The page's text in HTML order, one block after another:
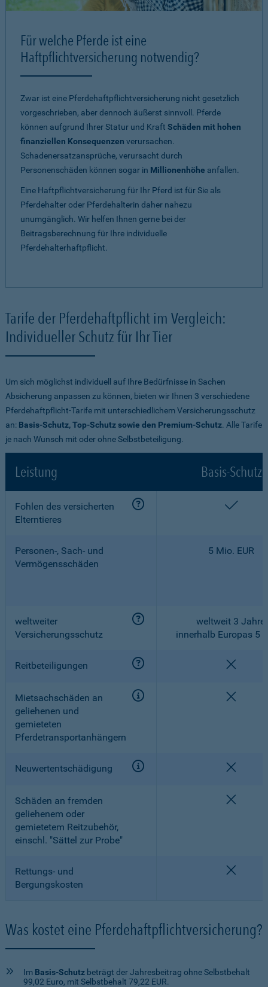
Für welche Pferde ist eine
Haftpflichtversicherung notwendig?
Zwar ist eine Pferdehaftpflichtversicherung nicht gesetzlich
vorgeschrieben, aber dennoch äußerst sinnvoll. Pferde
können aufgrund Ihrer Statur und Kraft Schäden mit hohen
finanziellen Konsequenzen verursachen.
Schadenersatzansprüche, verursacht durch
Personenschäden können sogar in Millionenhöhe anfallen.
Eine Haftpflichtversicherung für Ihr Pferd ist für Sie als
Pferdehalter oder Pferdehalterin daher nahezu
unumgänglich. Wir helfen Ihnen gerne bei der
Beitragsberechnung für Ihre individuelle
Pferdehalterhaftpflicht.
Tarife der Pferdehaftpflicht im Vergleich:
Individueller Schutz für Ihr Tier
Um sich möglichst individuell auf Ihre Bedürfnisse in Sachen
Absicherung anpassen zu können, bieten wir Ihnen 3 verschiedene
Pferdehaftpflicht-Tarife mit unterschiedlichem Versicherungsschutz
an: Basis-Schutz, Top-Schutz sowie den Premium-Schutz. Alle Tarife
je nach Wunsch mit oder ohne Selbstbeteiligung.
Leistung Basis-Schutz
Fohlen des versicherten
Elterntieres
Personen-, Sach- und
Vermögensschäden
5 Mio. EUR
weltweiter
Versicherungsschutz
weltweit 3 Jahre,
innerhalb Europas 5
Reitbeteiligungen
Mietsachschäden an
geliehenen und
gemieteten
Pferdetransportanhängern
Neuwertentschädigung
Schäden an fremden
geliehenem oder
gemietetem Reitzubehör,
einschl. "Sättel zur Probe"
Rettungs- und
Bergungskosten
Was kostet eine Pferdehaftpflichtversicherung?
Im Basis-Schutz beträgt der Jahresbeitrag ohne Selbstbehalt
99,02 Euro, mit Selbstbehalt 79,22 EUR.